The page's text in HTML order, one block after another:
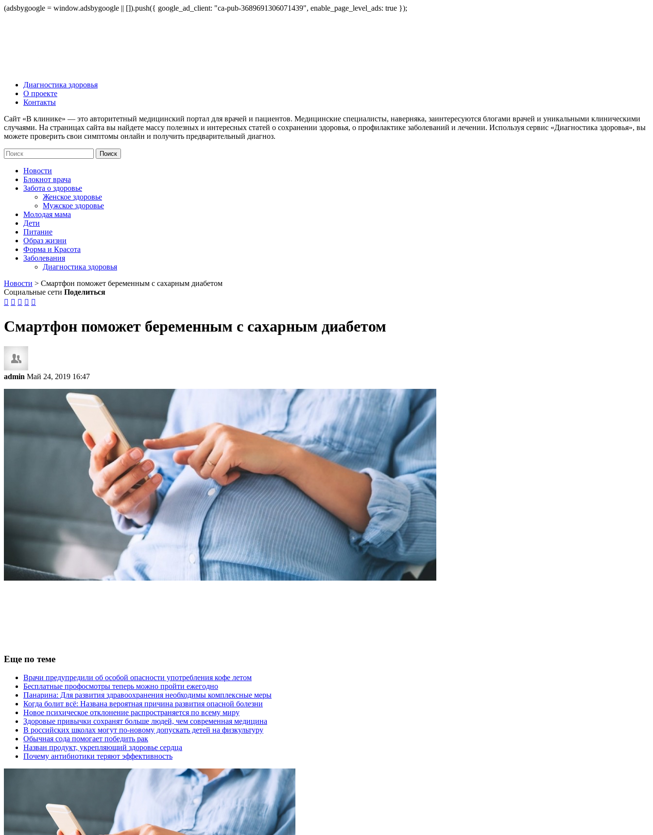
(adsbygoogle = window.adsbygoogle || []).push({ google_ad_client: "ca-pub-3689691306071439", enable_page_level_ads: true });
Диагностика здоровья
О проекте
Контакты
Сайт «В клинике» — это авторитетный медицинский портал для врачей и пациентов. Медицинские специалисты, наверняка, заинтересуются блогами врачей и уникальными клиническими
случаями. На страницах сайта вы найдете массу полезных и интересных статей о сохранении здоровья, о профилактике заболеваний и лечении. Используя сервис «Диагностика здоровья», вы
можете проверить свои симптомы онлайн и получить предварительный диагноз.
Новости
Блокнот врача
Забота о здоровье
Женское здоровье
Мужское здоровье
Молодая мама
Дети
Питание
Образ жизни
Форма и Красота
Заболевания
Диагностика здоровья
Новости > Смартфон поможет беременным с сахарным диабетом
Социальные сети Поделиться
    
Смартфон поможет беременным с сахарным диабетом
admin Май 24, 2019 16:47
Еще по теме
Врачи предупредили об особой опасности употребления кофе летом
Бесплатные профосмотры теперь можно пройти ежегодно
Панарина: Для развития здравоохранения необходимы комплексные меры
Когда болит всё: Названа вероятная причина развития опасной болезни
Новое психическое отклонение распространяется по всему миру
Здоровые привычки сохранят больше людей, чем современная медицина
В российских школах могут по-новому допускать детей на физкультуру
Обычная сода помогает победить рак
Назван продукт, укрепляющий здоровье сердца
Почему антибиотики теряют эффективность